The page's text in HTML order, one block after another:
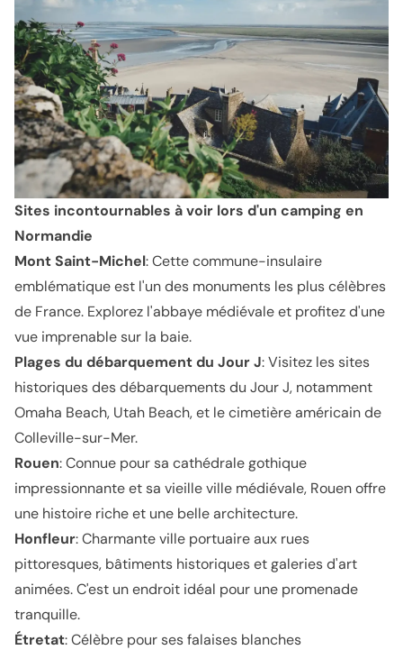
Sites incontournables à voir lors d'un camping en
Normandie
Mont Saint-Michel: Cette commune-insulaire
emblématique est l'un des monuments les plus célèbres
de France. Explorez l'abbaye médiévale et profitez d'une
vue imprenable sur la baie.
Plages du débarquement du Jour J: Visitez les sites
historiques des débarquements du Jour J, notamment
Omaha Beach, Utah Beach, et le cimetière américain de
Colleville-sur-Mer.
Rouen: Connue pour sa cathédrale gothique
impressionnante et sa vieille ville médiévale, Rouen offre
une histoire riche et une belle architecture.
Honfleur: Charmante ville portuaire aux rues
pittoresques, bâtiments historiques et galeries d'art
animées. C'est un endroit idéal pour une promenade
tranquille.
Étretat: Célèbre pour ses falaises blanches